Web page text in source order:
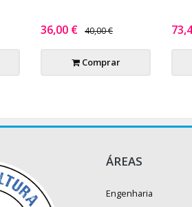
36,00 € 40,00 €
Comprar
ÁREAS
Engenharia